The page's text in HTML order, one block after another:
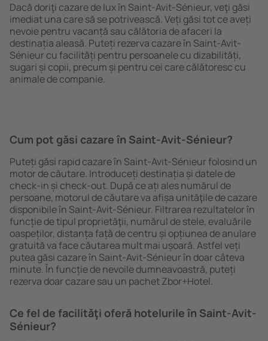
Dacă doriţi cazare de lux în Saint-Avit-Sénieur, veţi găsi
imediat una care să se potrivească. Veți găsi tot ce aveți
nevoie pentru vacanță sau călătoria de afaceri la
destinația aleasă. Puteți rezerva cazare în Saint-Avit-
Sénieur cu facilități pentru persoanele cu dizabilități,
sugari și copii, precum și pentru cei care călătoresc cu
animale de companie.
Cum pot găsi cazare în Saint-Avit-Sénieur?
Puteți găsi rapid cazare în Saint-Avit-Sénieur folosind un
motor de căutare. Introduceți destinația și datele de
check-in și check-out. După ce ați ales numărul de
persoane, motorul de căutare va afișa unităţile de cazare
disponibile în Saint-Avit-Sénieur. Filtrarea rezultatelor în
funcție de tipul proprietăţii, numărul de stele, evaluările
oaspeților, distanța față de centru și opțiunea de anulare
gratuită va face căutarea mult mai ușoară. Astfel veți
putea găsi cazare în Saint-Avit-Sénieur în doar câteva
minute. În funcție de nevoile dumneavoastră, puteți
rezerva doar cazare sau un pachet Zbor+Hotel.
Ce fel de facilităţi oferă hotelurile în Saint-Avit-
Sénieur?